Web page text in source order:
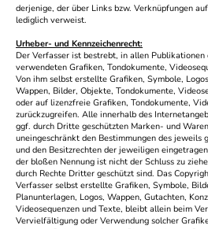
derjenige, der über Links bzw. Verknüpfungen
lediglich verweist.
Urheber- und Kennzeichenrecht:
Der Verfasser ist bestrebt, in allen
verwendeten Grafiken, Tondokumente,
Von ihm selbst erstellte Grafiken, Symbole,
Wappen, Bilder, Objekte, Tondokumente,
oder auf lizenzfreie Grafiken, Tondokumente,
zurückzugreifen. Alle innerhalb des
ggf. durch Dritte geschützten Marken- und
uneingeschränkt den Bestimmungen des jeweils
und den Besitzrechten der jeweiligen
der bloßen Nennung ist nicht der Schluss zu
durch Rechte Dritter geschützt sind. Das
Verfasser selbst erstellte Grafiken, Symbole,
Planunterlagen, Logos, Wappen, Gutachten,
Videosequenzen und Texte, bleibt allein beim
Vervielfältigung oder Verwendung solcher